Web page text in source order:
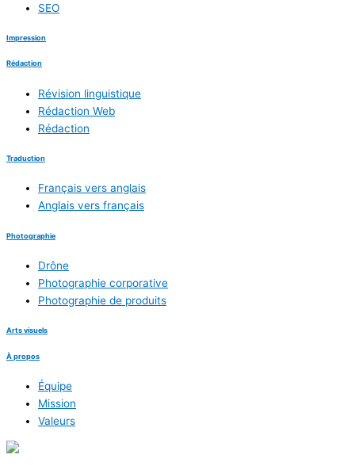
SEO
Impression
Rédaction
Révision linguistique
Rédaction Web
Rédaction
Traduction
Français vers anglais
Anglais vers français
Photographie
Drône
Photographie corporative
Photographie de produits
Arts visuels
À propos
Équipe
Mission
Valeurs